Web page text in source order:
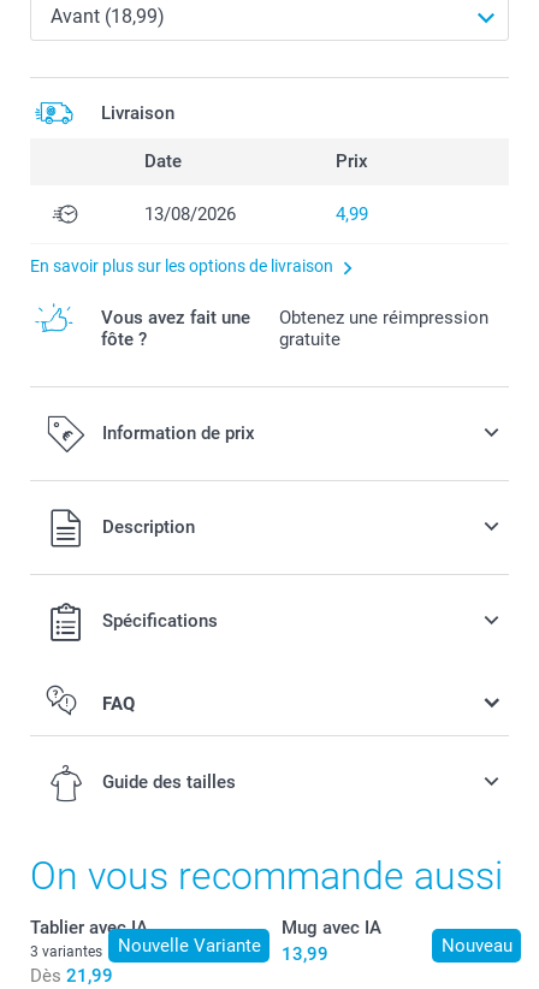
Livraison
Date Prix
13/08/2026 4,99
En savoir plus sur les options de livraison
Vous avez fait une
fôte ?
Obtenez une réimpression
gratuite
Information de prix
Tous les prix sont en EURO (€), TVA incluse et hors frais de
port.
Description
Spécifications
FAQ
Guide des tailles
3-4 ans
42,5 cm
On vous recommande aussi
Nouvelle Variante
Tablier avec IA
3 variantes
Dès 21,99
Nouveau
Mug avec IA
13,99